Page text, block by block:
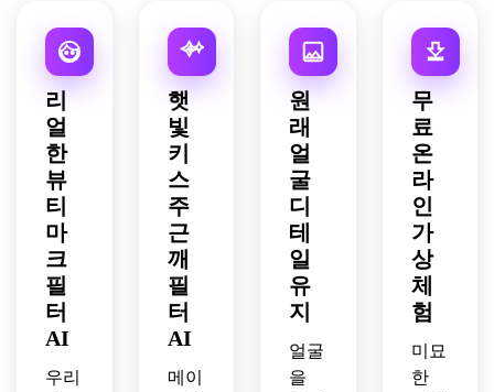
리
얼
한
뷰
티
마
크
필
터
AI
우리
햇
빛
키
스
주
근
깨
필
터
AI
메이
원
래
얼
굴
디
테
일
유
지
얼굴
을
무
료
온
라
인
가
상
체
험
미묘
한